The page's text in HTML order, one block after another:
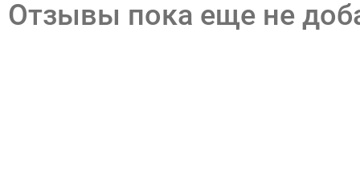
Отзывы пока еще не